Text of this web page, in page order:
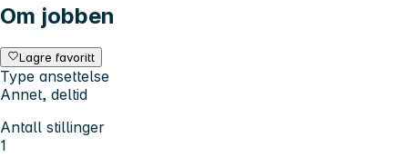
Om jobben
Lagre favoritt
Type ansettelse
Annet, deltid
Antall stillinger
1